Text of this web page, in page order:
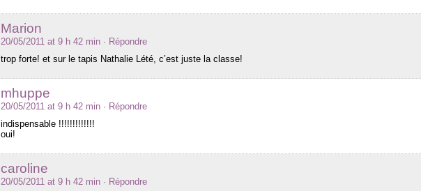
Marion
20/05/2011 at 9 h 42 min · Répondre
trop forte! et sur le tapis Nathalie Lété, c’est juste la classe!
mhuppe
20/05/2011 at 9 h 42 min · Répondre
indispensable !!!!!!!!!!!!!
oui!
caroline
20/05/2011 at 9 h 42 min · Répondre